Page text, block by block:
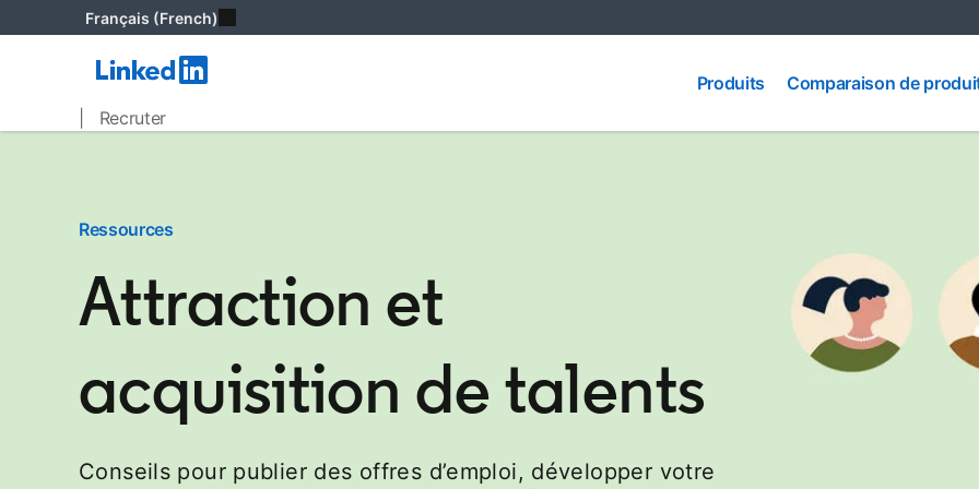
Français (French)
| Recruter
Produits
Produits
Comparaison
de produits
Comparaison de
Ressources
Attraction et
acquisition de talents
Conseils pour publier des offres d’emploi, développer votre